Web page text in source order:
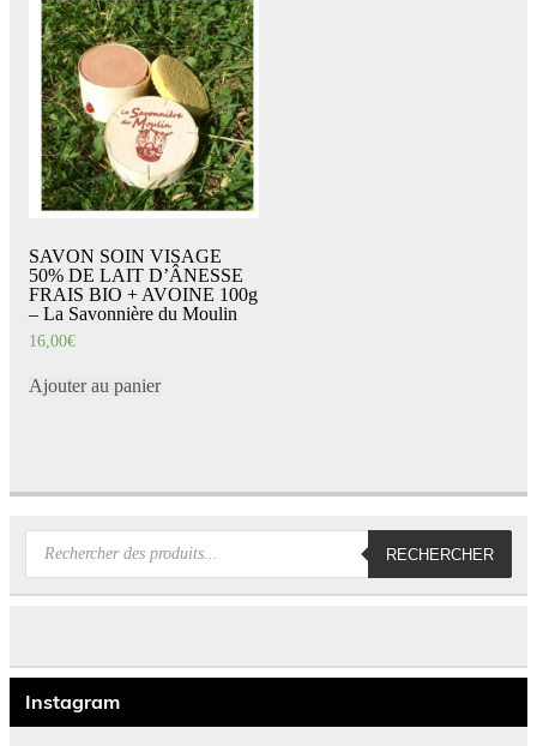
SAVON SOIN VISAGE
50% DE LAIT D’ÂNESSE
FRAIS BIO + AVOINE 100g
– La Savonnière du Moulin
16,00€
Ajouter au panier
Recherche
produits
RECHERCHER
Instagram